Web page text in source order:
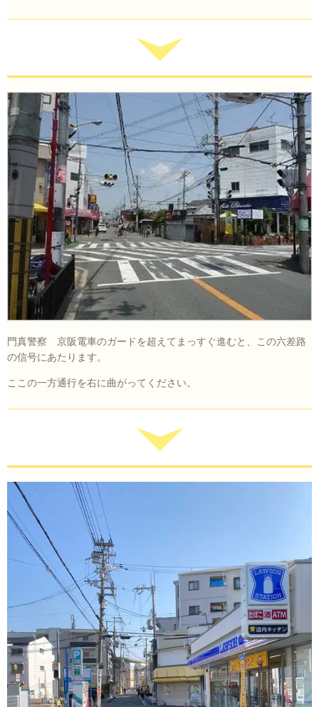
門真警察 京阪電車のガードを超えてまっすぐ進むと、この六差路
の信号にあたります。
ここの一方通行を右に曲がってください。